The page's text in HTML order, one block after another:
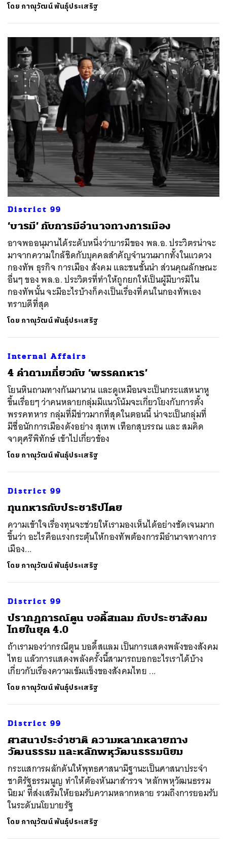
โดย ภาณุวัฒน์ พันธุ์ประเสริฐ
District 99
‘บารมี’ กับการมีอำนาจทางการเมือง
อาจพออนุมานได้ระดับหนึ่งว่าบารมีของ พล.อ. ประวิตรน่าจะ
มาจากความใกล้ชิดกับบุคคลสำคัญจำนวนมากทั้งในแวดวง
กองทัพ ธุรกิจ การเมือง สังคม และชนชั้นนำ ส่วนคุณลักษณะ
อื่นๆ ของ พล.อ. ประวิตรที่ทำให้ถูกยกให้เป็นผู้มีบารมีใน
กองทัพนั้น จะมีอะไรบ้างก็คงเป็นเรื่องที่คนในกองทัพเอง
ทราบดีที่สุด
โดย ภาณุวัฒน์ พันธุ์ประเสริฐ
Internal Affairs
4 คำถามเกี่ยวกับ ‘พรรคทหาร’
โยนหินถามทางกันมานาน และดูเหมือนจะเป็นกระแสหนาหู
ขึ้นเรื่อยๆ ว่าคนหลายกลุ่มมีแนวโน้มจะเกี่ยวโยงกับการตั้ง
พรรคทหาร กลุ่มที่มีข่าวมากที่สุดในตอนนี้ น่าจะเป็นกลุ่มที่
มีชื่อนักการเมืองดังอย่าง สุเทพ เทือกสุบรรณ และ สมคิด
จาตุศรีพิทักษ์ เข้าไปเกี่ยวข้อง
โดย ภาณุวัฒน์ พันธุ์ประเสริฐ
District 99
ทุนทหารกับประชาธิปไตย
ความเข้าใจเรื่องทุนจะช่วยให้เรามองเห็นได้อย่างชัดเจนมาก
ขึ้นว่า อะไรคือแรงกระตุ้นให้กองทัพต้องการมีอำนาจทางการ
เมือง...
โดย ภาณุวัฒน์ พันธุ์ประเสริฐ
District 99
ปรากฏการณ์ตูน บอดี้สแลม กับประชาสังคม
ไทยในยุค 4.0
ถ้าเรามองว่ากรณีตูน บอดี้สแลม เป็นการแสดงพลังของสังคม
ไทย แล้วการแสดงพลังครั้งนี้สามารถบอกอะไรเราได้บ้าง
เกี่ยวกับเรื่องความเข้มแข็งของสังคมไทย ...
โดย ภาณุวัฒน์ พันธุ์ประเสริฐ
District 99
ศาสนาประจำชาติ ความหลากหลายทาง
วัฒนธรรม และหลักพหุวัฒนธรรมนิยม
กระแสการผลักดันให้พุทธศาสนามีฐานะเป็นศาสนาประจำ
ชาติรัฐธรรมนูญ ทำให้ต้องหันมาสำรวจ 'หลักพหุวัฒนธรรม
นิยม' ที่ส่งเสริมให้ยอมรับความหลากหลาย รวมถึงการยอมรับ
ในระดับนโยบายรัฐ
โดย ภาณุวัฒน์ พันธุ์ประเสริฐ